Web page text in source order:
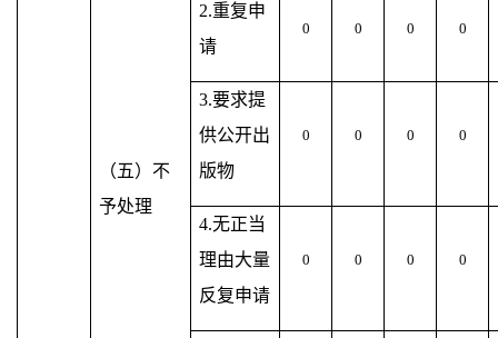
（五）不
予处理
2.重复申
请
0 0 0 0
3.要求提
供公开出
版物
0 0 0 0
4.无正当
理由大量
反复申请
0 0 0 0